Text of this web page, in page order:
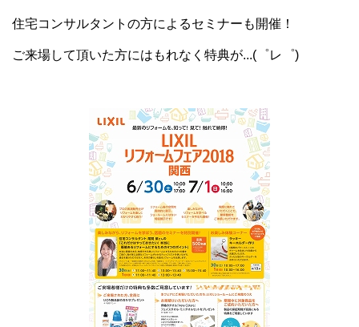
住宅コンサルタントの方によるセミナーも開催！
ご来場して頂いた方にはもれなく特典が...(゜レ゜)